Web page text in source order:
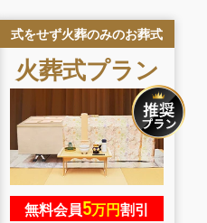
式をせず火葬のみのお葬式
火葬式プラン
無料会員5万円割引